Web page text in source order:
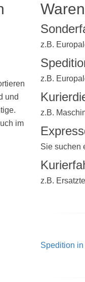
und
im
z.B.
z.B.
z.B.
Sie suchen
z.B.
Spedition